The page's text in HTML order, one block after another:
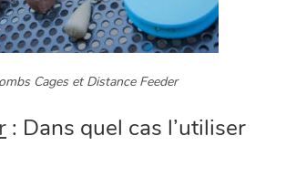
Cages et Distance Feeder
: Dans quel cas l’utiliser